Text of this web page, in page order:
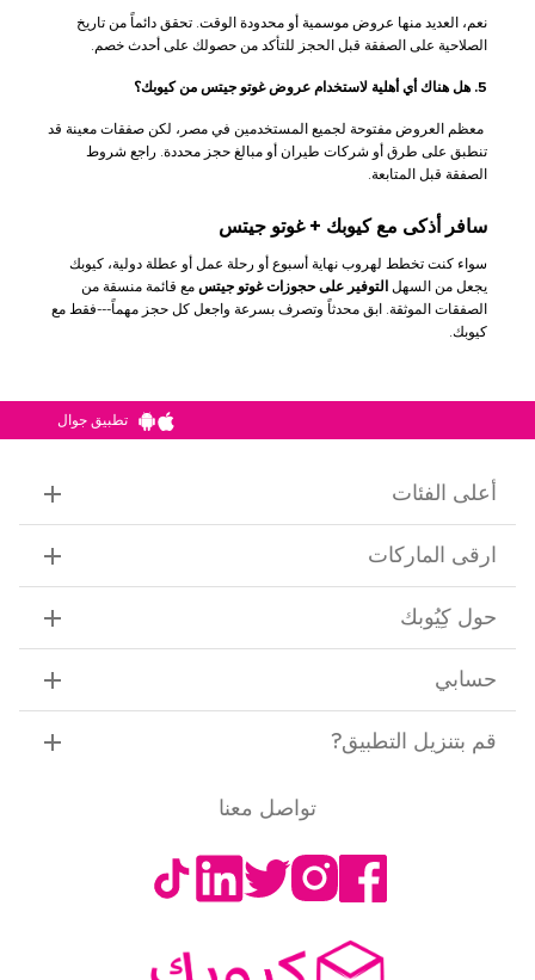
نعم، العديد منها عروض موسمية أو محدودة الوقت. تحقق دائماً من تاريخ
الصلاحية على الصفقة قبل الحجز للتأكد من حصولك على أحدث خصم.
5. هل هناك أي أهلية لاستخدام عروض غوتو جيتس من كيوبك؟
معظم العروض مفتوحة لجميع المستخدمين في مصر، لكن صفقات معينة قد
تنطبق على طرق أو شركات طيران أو مبالغ حجز محددة. راجع شروط
الصفقة قبل المتابعة.
سافر أذكى مع كيوبك + غوتو جيتس
سواء كنت تخطط لهروب نهاية أسبوع أو رحلة عمل أو عطلة دولية، كيوبك
يجعل من السهل
التوفير على حجوزات غوتو جيتس مع قائمة منسقة من
الصفقات الموثقة. ابق محدثاً وتصرف بسرعة واجعل كل حجز مهماً---فقط مع
كيوبك.
تطبيق جوال
أعلى الفئات
ارقى الماركات
حول كِيُوبك
حسابي
قم بتنزيل التطبيق?
تواصل معنا